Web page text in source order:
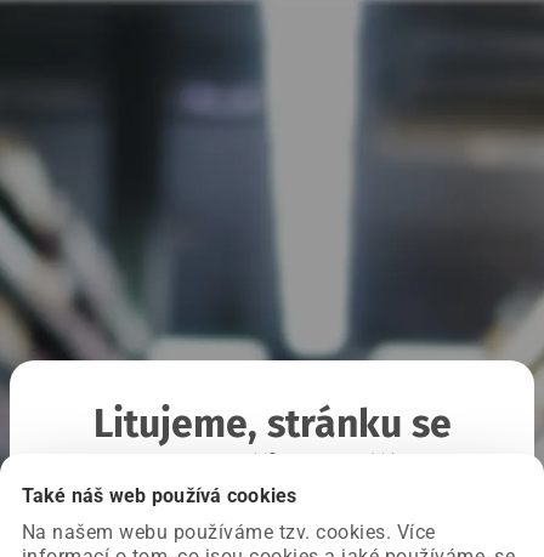
Také náš web používá cookies
Na našem webu používáme tzv. cookies. Více
Litujeme, stránku se
Chyba nastala na naší straně a už ji opravujeme.